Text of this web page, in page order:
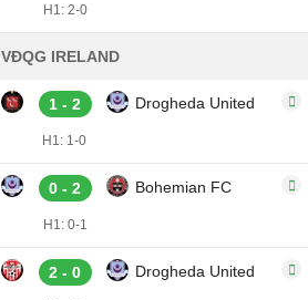
H1: 2-0
VĐQG IRELAND
1 - 2 Drogheda United
H1: 1-0
0 - 2 Bohemian FC
H1: 0-1
2 - 0 Drogheda United